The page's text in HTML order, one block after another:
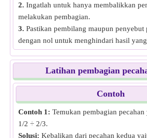
2. Ingatlah untuk hanya membalikkan
melakukan pembagian.
3. Pastikan pembilang maupun penyebut
dengan nol untuk menghindari hasil
Latihan pembagian
Contoh
Contoh 1: Temukan pembagian pecahan
1/2 ÷ 2/3.
Solusi: Kebalikan dari pecahan kedua